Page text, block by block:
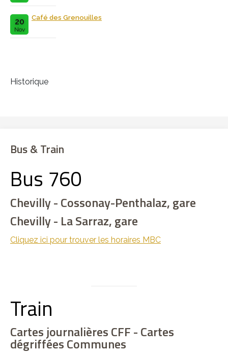
20
Nov
Café des Grenouilles
Historique
Bus & Train
Bus 760
Chevilly - Cossonay-Penthalaz, gare
Chevilly - La Sarraz, gare
Cliquez ici pour trouver les horaires MBC
Train
Cartes journalières CFF - Cartes
dégriffées Communes